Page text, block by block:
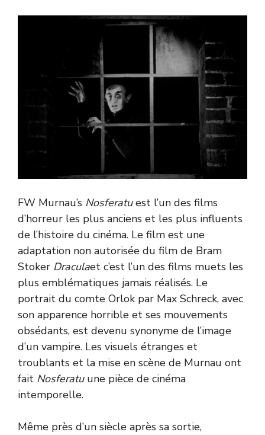
FW Murnau’s Nosferatuest l’un des films
d’horreur les plus anciens et les plus influents
de l’histoire du cinéma. Le film est une
adaptation non autorisée du film de Bram
Stoker Draculaet c’est l’un des films muets les
plus emblématiques jamais réalisés. Le
portrait du comte Orlok par Max Schreck, avec
son apparence horrible et ses mouvements
obsédants, est devenu synonyme de l’image
d’un vampire. Les visuels étranges et
troublants et la mise en scène de Murnau ont
fait Nosferatuune pièce de cinéma
intemporelle.
Même près d’un siècle après sa sortie,